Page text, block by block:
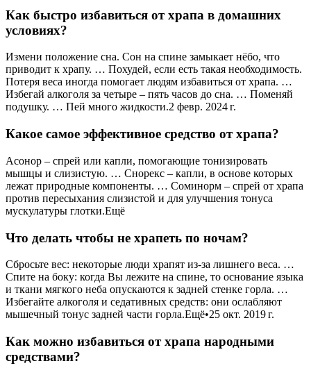
Как быстро избавиться от храпа в домашних
условиях?
Измени положение сна. Сон на спине замыкает нёбо, что
приводит к храпу. … Похудей, если есть такая необходимость.
Потеря веса иногда помогает людям избавиться от храпа. …
Избегай алкоголя за четыре – пять часов до сна. … Поменяй
подушку. … Пей много жидкости.2 февр. 2024 г.
Какое самое эффективное средство от храпа?
Асонор – спрей или капли, помогающие тонизировать
мышцы и слизистую. … Снорекс – капли, в основе которых
лежат природные компоненты. … Соминорм – спрей от храпа
против пересыхания слизистой и для улучшения тонуса
мускулатуры глотки.Ещё
Что делать чтобы не храпеть по ночам?
Сбросьте вес: некоторые люди храпят из-за лишнего веса. …
Спите на боку: когда Вы лежите на спине, то основание языка
и ткани мягкого неба опускаются к задней стенке горла. …
Избегайте алкоголя и седативных средств: они ослабляют
мышечный тонус задней части горла.Ещё•25 окт. 2019 г.
Как можно избавиться от храпа народными
средствами?